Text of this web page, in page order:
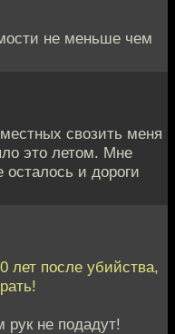
не меньше чем
свозить меня
это летом. Мне
осталось и дороги
лет после убийства,
рук не подадут!